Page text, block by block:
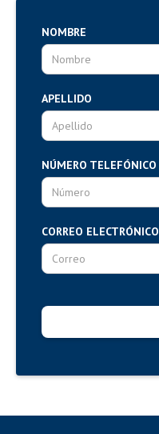
NOMBRE
APELLIDO
NÚMERO TELEFÓNICO
CORREO ELECTRÓNICO